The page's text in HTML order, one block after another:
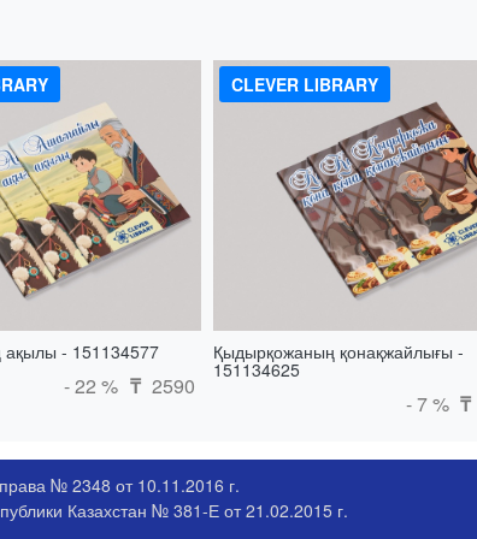
- 151134577
- 22 % ₸ 2590
CLEVER LIBRARY
Қыдырқожаның қонақжайлығы -
151134625
- 7 % ₸
№ 2348 от 10.11.2016 г.
Казахстан № 381-Е от 21.02.2015 г.